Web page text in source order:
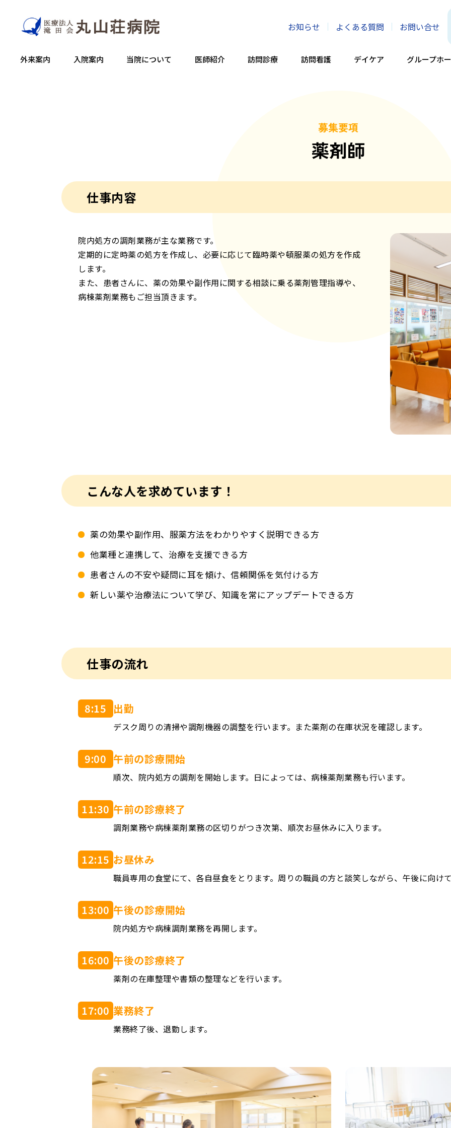
お知らせ よくある質問 お問い合せ
外来案内 入院案内 当院について 医師紹介 訪問診療 訪問看護 デイケア グループホ
募集要項
薬剤師
仕事内容
院内処方の調剤業務が主な業務です。
定期的に定時薬の処方を作成し、必要に応じて臨時薬や頓服薬の処方を作成
します。
また、患者さんに、薬の効果や副作用に関する相談に乗る薬剤管理指導や、
病棟薬剤業務もご担当頂きます。
こんな人を求めています！
薬の効果や副作用、服薬方法をわかりやすく説明できる方
他業種と連携して、治療を支援できる方
患者さんの不安や疑問に耳を傾け、信頼関係を気付ける方
新しい薬や治療法について学び、知識を常にアップデートできる方
仕事の流れ
8:15 出勤
デスク周りの清掃や調剤機器の調整を行います。また薬剤の在庫状況を確認します。
9:00 午前の診療開始
順次、院内処方の調剤を開始します。日によっては、病棟薬剤業務も行います。
11:30 午前の診療終了
調剤業務や病棟薬剤業務の区切りがつき次第、順次お昼休みに入ります。
12:15 お昼休み
職員専用の食堂にて、各自昼食をとります。周りの職員の方と談笑しながら、午後に向け
13:00 午後の診療開始
院内処方や病棟調剤業務を再開します。
16:00 午後の診療終了
薬剤の在庫整理や書類の整理などを行います。
17:00 業務終了
業務終了後、退勤します。